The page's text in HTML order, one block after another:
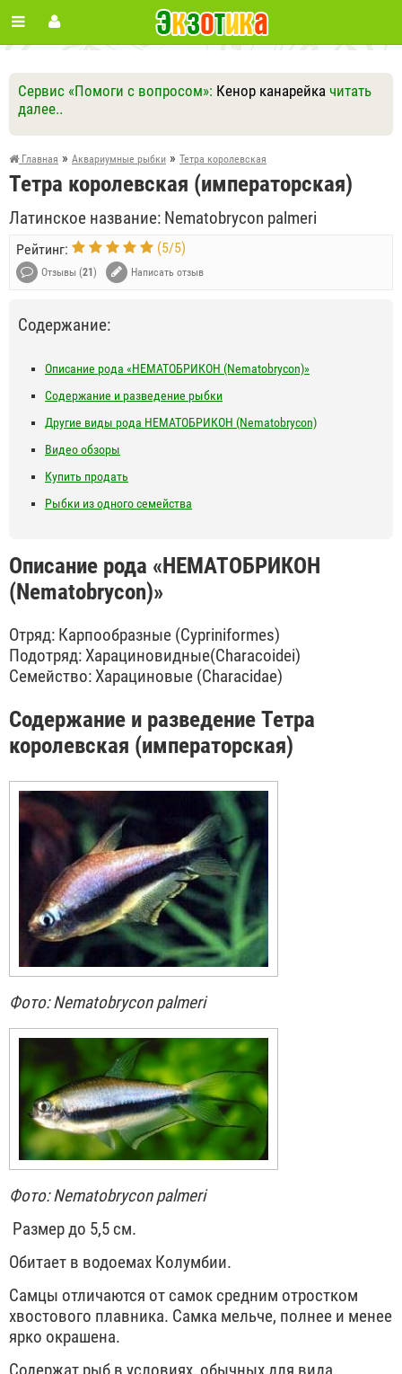
Сервис «Помоги с вопросом»: Кенор канарейка читать
далее..
Ответить Другие вопросы
Задать вопрос
Главная » Аквариумные рыбки » Тетра королевская
Тетра королевская (императорская)
Латинское название: Nematobrycon palmeri
Рейтинг: (5/5)
Отзывы (21 ) Написать отзыв
Содержание:
Описание рода «НЕМАТОБРИКОН (Nematobrycon)»
Содержание и разведение рыбки
Другие виды рода НЕМАТОБРИКОН (Nematobrycon)
Видео обзоры
Купить продать
Рыбки из одного семейства
Описание рода «НЕМАТОБРИКОН
(Nematobrycon)»
Отряд: Карпообразные (Cypriniformes)
Подотряд: Харациновидные(Characoidei)
Семейство: Харациновые (Characidae)
Содержание и разведение Тетра
королевская (императорская)
Фото: Nematobrycon palmeri
Фото: Nematobrycon palmeri
Размер до 5,5 см.
Обитает в водоемах Колумбии.
Самцы отличаются от самок средним отростком
хвостового плавника. Самка мельче, полнее и менее
ярко окрашена.
Содержат рыб в условиях, обычных для вида